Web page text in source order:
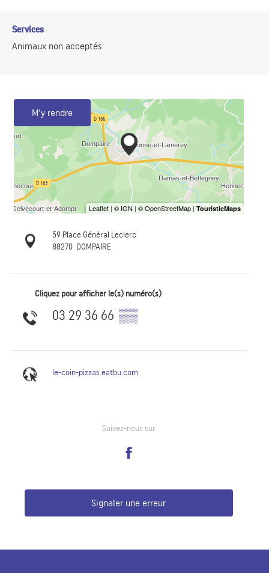
Services
Animaux non acceptés
M'y rendre
59 Place Général Leclerc
88270 DOMPAIRE
Cliquez pour afficher le(s) numéro(s)
03 29 36 66 ▒▒
le-coin-pizzas.eatbu.com
Suivez-nous sur
Signaler une erreur